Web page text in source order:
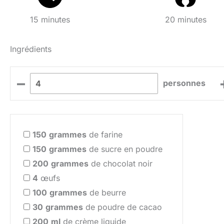
15 minutes 20 minutes
Ingrédients
– personnes
150 grammes de farine
150 grammes de sucre en poudre
200 grammes de chocolat noir
4 œufs
100 grammes de beurre
30 grammes de poudre de cacao
200 ml de crème liquide